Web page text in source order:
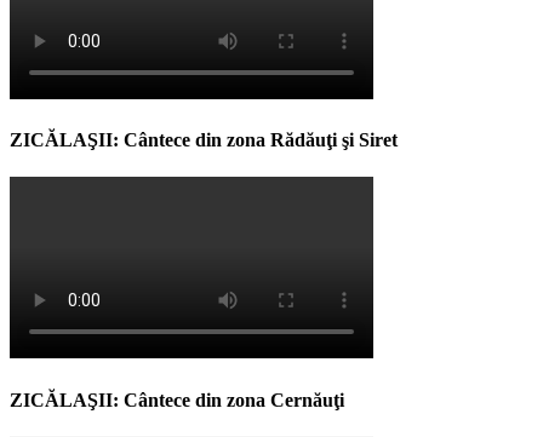
ZICĂLAŞII: Cântece din zona Rădăuţi şi Siret
ZICĂLAŞII: Cântece din zona Cernăuţi